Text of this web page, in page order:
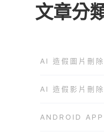
文章分
AI 造假圖片刪除
AI 造假影片刪除
ANDROID